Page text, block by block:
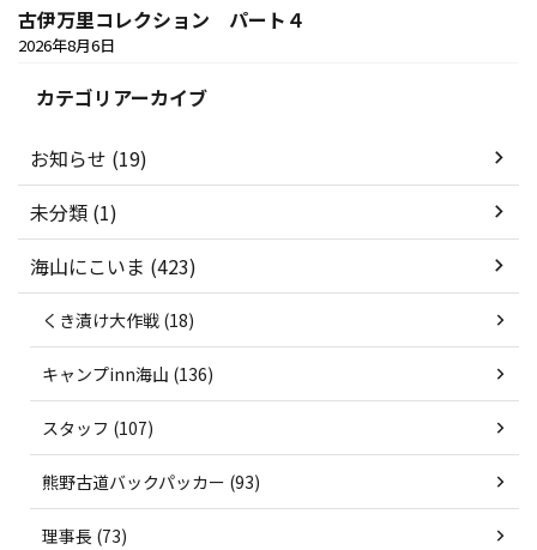
古伊万里コレクション パート４
2026年8月6日
カテゴリアーカイブ
お知らせ (19)
未分類 (1)
海山にこいま (423)
くき漬け大作戦 (18)
キャンプinn海山 (136)
スタッフ (107)
熊野古道バックパッカー (93)
理事長 (73)